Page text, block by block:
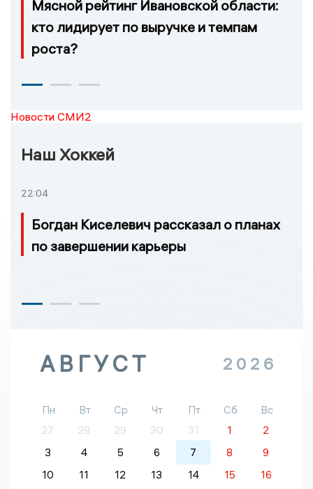
Мясной рейтинг Ивановской области:
кто лидирует по выручке и темпам
роста?
Новости СМИ2
Наш Хоккей
22:04
Богдан Киселевич рассказал о планах
по завершении карьеры
АВГУСТ 2026
Пн Вт Ср Чт Пт Сб
Вс
27
28 29 30 31 1
2
3
4 5 6 7 8
9
10
11 12 13 14 15
16